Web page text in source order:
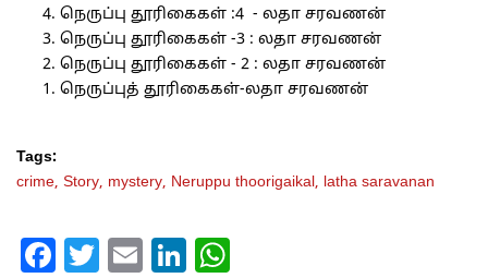
நெருப்பு தூரிகைகள் :4 - லதா சரவணன்
நெருப்பு தூரிகைகள் -3 : லதா சரவணன்
நெருப்பு தூரிகைகள் - 2 : லதா சரவணன்
நெருப்புத் தூரிகைகள்-லதா சரவணன்
Tags:
crime, Story, mystery, Neruppu thoorigaikal, latha saravanan
Facebook
Twitter
EmailLinkedIn